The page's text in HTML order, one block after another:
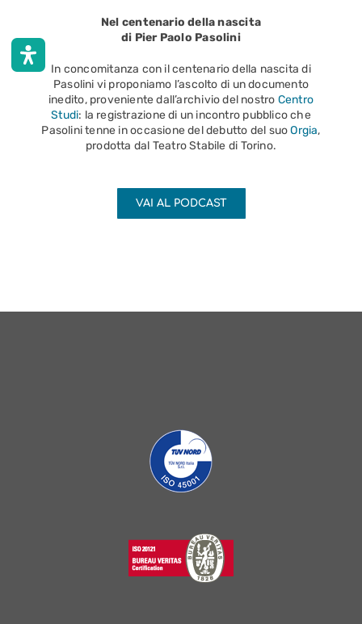
Nel centenario della nascita
di Pier Paolo Pasolini
In concomitanza con il centenario della nascita di
Pasolini vi proponiamo l’ascolto di un documento
inedito, proveniente dall’archivio del nostro Centro
Studi: la registrazione di un incontro pubblico che
Pasolini tenne in occasione del debutto del suoOrgia,
prodotta dal Teatro Stabile di Torino.
VAI AL PODCAST